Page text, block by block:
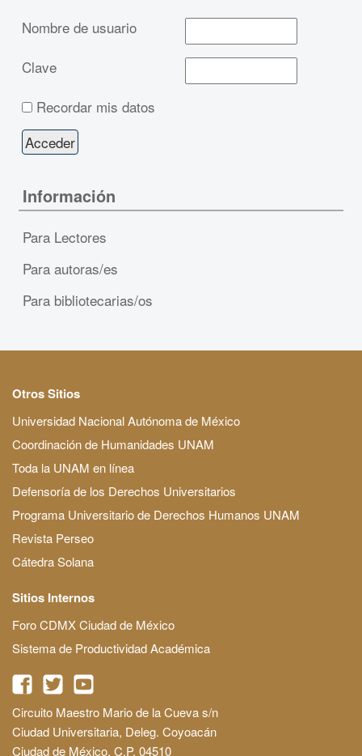
Nombre de usuario
Clave
Recordar mis datos
Información
Para Lectores
Para autoras/es
Para bibliotecarias/os
Otros Sitios
Universidad Nacional Autónoma de México
Coordinación de Humanidades UNAM
Toda la UNAM en línea
Defensoría de los Derechos Universitarios
Programa Universitario de Derechos Humanos UNAM
Revista Perseo
Cátedra Solana
Sitios Internos
Foro CDMX Ciudad de México
Sistema de Productividad Académica
Circuito Maestro Mario de la Cueva s/n
Ciudad Universitaria, Deleg. Coyoacán
Ciudad de México, C.P. 04510